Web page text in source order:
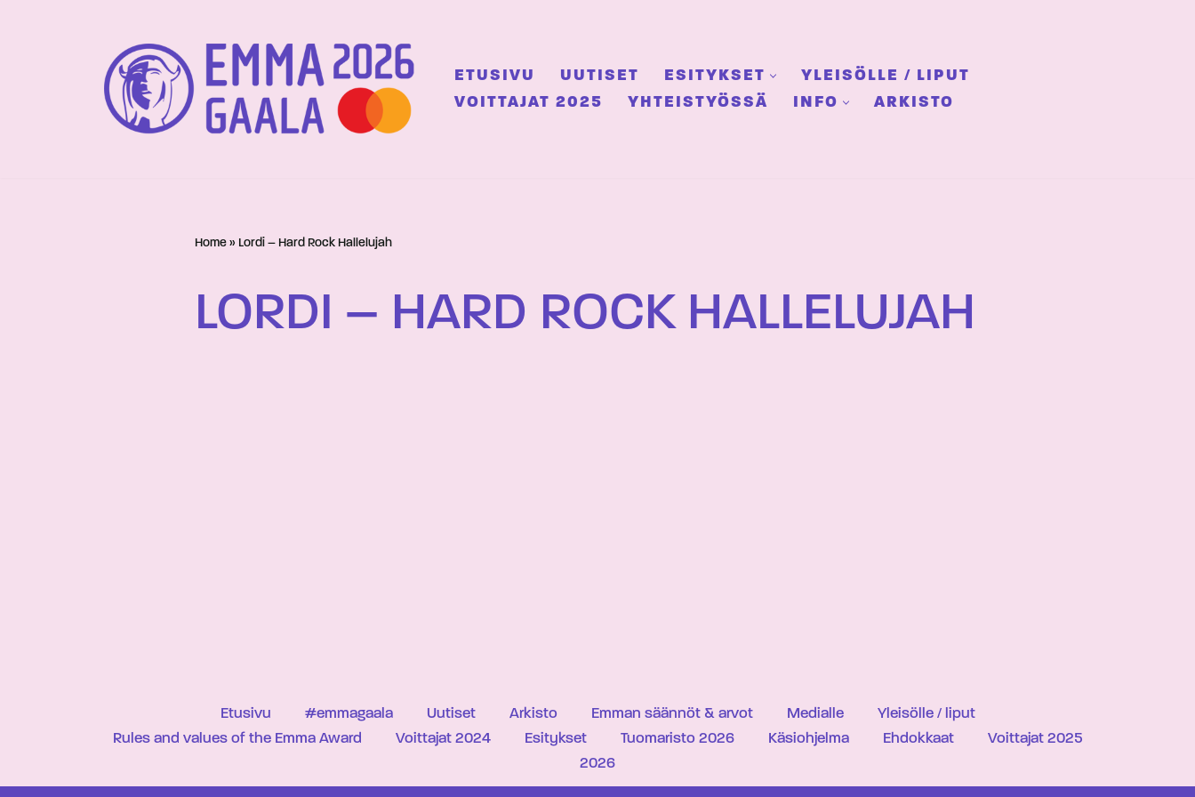
ETUSIVU UUTISET ESITYKSET
YLEISÖLLE / LIPUT
VOITTAJAT 2025
YHTEISTYÖSSÄ INFO ARKISTO
Home » Lordi – Hard Rock Hallelujah
LORDI – HARD ROCK HALLELUJAH
Etusivu #emmagaala Uutiset Arkisto Emman säännöt & arvot Medialle
Yleisölle / liput
Rules and values of the Emma Award
Voittajat 2024 Esitykset Tuomaristo 2026 Käsiohjelma Ehdokkaat
Voittajat 2025
2026